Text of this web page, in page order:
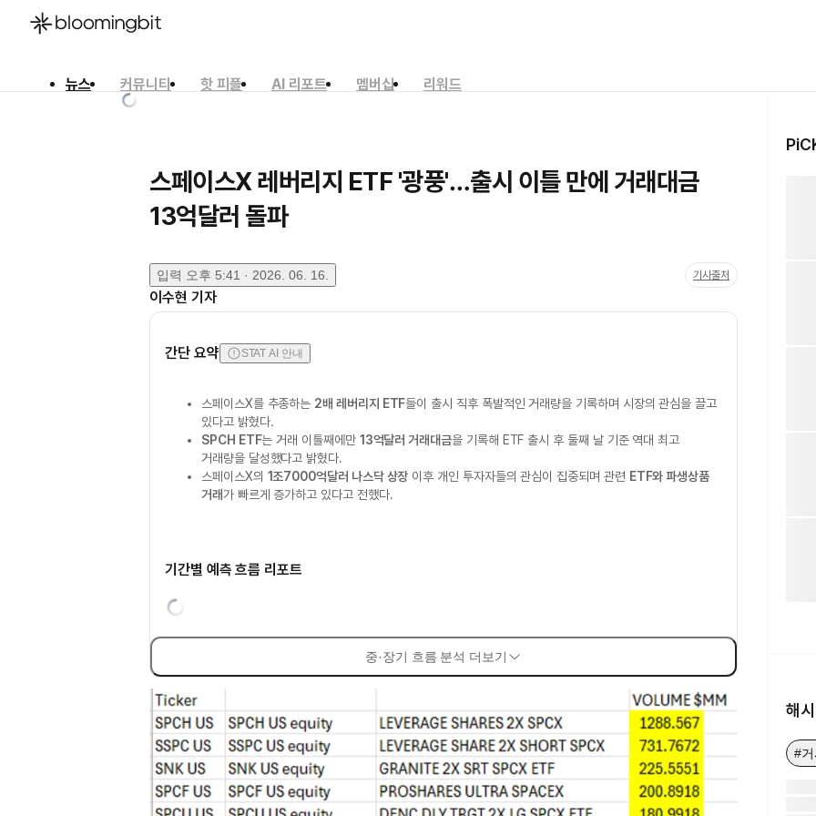
뉴스 커뮤니티 핫 피플 AI 리포트 멤버십
리워드
스페이스X 레버리지 ETF '광풍'…출시 이틀 만에 거래대금
13억달러 돌파
입력 오후 5:41 · 2026. 06. 16. 기사출처
이수현 기자
간단 요약 STAT AI 안내
스페이스X를 추종하는 2배 레버리지 ETF들이 출시 직후 폭발적인 거래량을 기록하며 시장의 관심을 끌고
있다고 밝혔다.
SPCH ETF는 거래 이틀째에만 13억달러 거래대금을 기록해 ETF 출시 후 둘째 날 기준 역대 최고
거래량을 달성했다고 밝혔다.
스페이스X의 1조7000억달러 나스닥 상장 이후 개인 투자자들의 관심이 집중되며 관련 ETF와 파생상품
거래가 빠르게 증가하고 있다고 전했다.
기간별 예측 흐름 리포트
중·장기 흐름 분석 더보기
해
#거